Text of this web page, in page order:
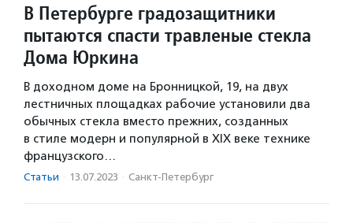
В Петербурге градозащитники
пытаются спасти травленые стекла
Дома Юркина
В доходном доме на Бронницкой, 19, на двух
лестничных площадках рабочие установили два
обычных стекла вместо прежних, созданных
в стиле модерн и популярной в XIX веке технике
французского…
Статьи · 13.07.2023 · Санкт-Петербург